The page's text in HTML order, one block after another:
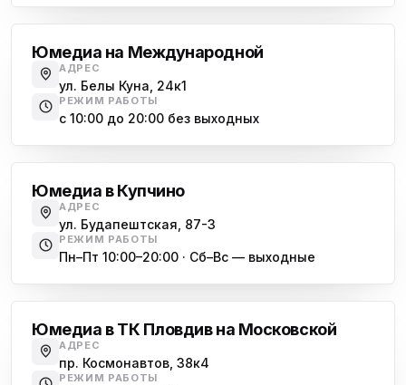
Юмедиа на Международной
АДРЕС
ул. Белы Куна, 24к1
РЕЖИМ РАБОТЫ
с 10:00 до 20:00 без выходных
Юмедиа в Купчино
АДРЕС
ул. Будапештская, 87-3
РЕЖИМ РАБОТЫ
Пн–Пт 10:00–20:00 · Сб–Вс — выходные
Юмедиа в ТК Пловдив на Московской
АДРЕС
пр. Космонавтов, 38к4
РЕЖИМ РАБОТЫ